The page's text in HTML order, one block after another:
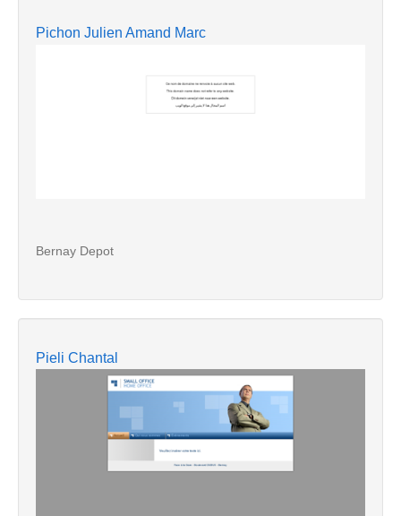
Pichon Julien Amand Marc
Bernay Depot
Pieli Chantal